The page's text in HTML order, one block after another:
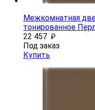
Межкомнатная
тонированное
22 457 ₽
Под заказ
Купить